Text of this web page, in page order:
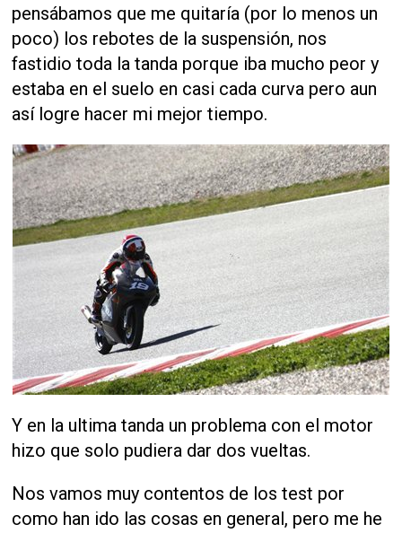
pensábamos que me quitaría (por lo menos un
poco) los rebotes de la suspensión, nos
fastidio toda la tanda porque iba mucho peor y
estaba en el suelo en casi cada curva pero aun
así logre hacer mi mejor tiempo.
Y en la ultima tanda un problema con el motor
hizo que solo pudiera dar dos vueltas.
Nos vamos muy contentos de los test por
como han ido las cosas en general, pero me he